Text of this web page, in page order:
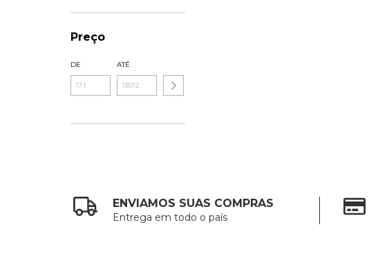
Preço
DE ATÉ
ENVIAMOS SUAS COMPRAS
Entrega em todo o país